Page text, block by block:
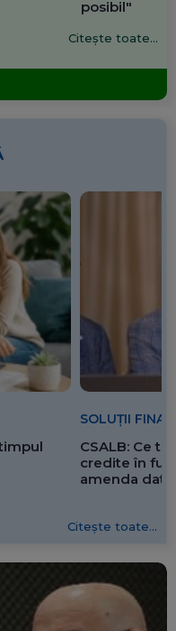
posibil"
Citește toate...
SOLUȚII
CSALB: Ce
credite în
amenda
Citește toate...